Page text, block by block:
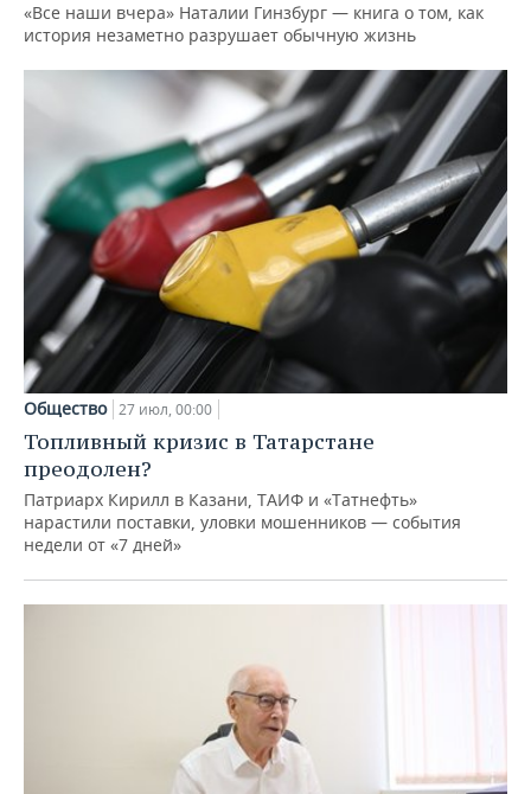
«Все наши вчера» Наталии Гинзбург — книга о том, как
история незаметно разрушает обычную жизнь
Общество 27 июл, 00:00
Топливный кризис в Татарстане
преодолен?
Патриарх Кирилл в Казани, ТАИФ и «Татнефть»
нарастили поставки, уловки мошенников — события
недели от «7 дней»